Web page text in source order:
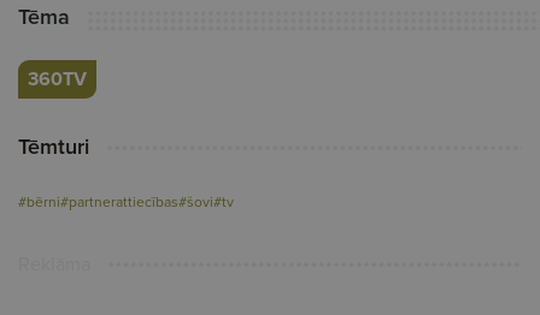
Tēma
360TV
Tēmturi
#bērni#partnerattiecības#šovi#tv